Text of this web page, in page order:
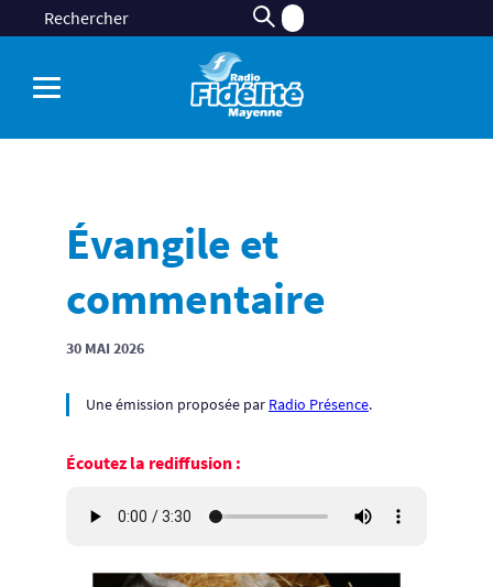
Évangile et
commentaire
30 MAI 2026
Une émission proposée par Radio Présence.
Écoutez la rediffusion :